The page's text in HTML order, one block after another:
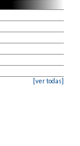
[ver todas]